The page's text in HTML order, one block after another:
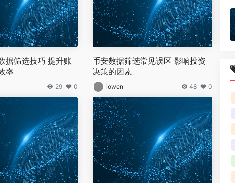
据筛选技巧 提升账
率
29 0
币安数据筛选常见误区 影响投资
决策的因素
iowen 48 0